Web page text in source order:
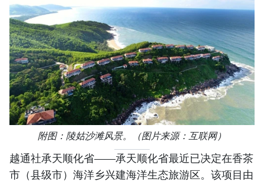
附图：陵姑沙滩风景。（图片来源：互联网）
越通社承天顺化省——承天顺化省最近已决定在香茶
市（县级市）海洋乡兴建海洋生态旅游区。该项目由